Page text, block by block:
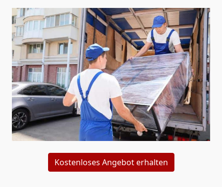
Kostenloses Angebot erhalten